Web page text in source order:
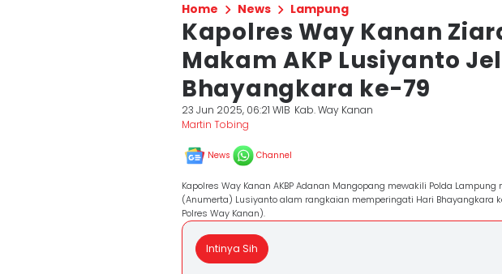
Home News Lampung
Kapolres Way Kanan
Makam AKP Lusiyanto
Bhayangkara ke-79
23 Jun 2025, 06:21 WIB Kab. Way Kanan
Martin Tobing
News Channel
Kapolres Way Kanan AKBP Adanan Mangopang mewakili Polda
(Anumerta) Lusiyanto alam rangkaian memperingati Hari Bhayangkara
Polres Way Kanan).
Intinya Sih